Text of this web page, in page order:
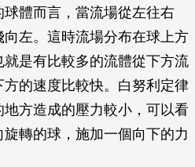
體而言，當流場從左往右
左。這時流場分布在球上方
是有比較多的流體從下方流
的速度比較快。白努利定律
方造成的壓力較小，可以看
轉的球，施加一個向下的力